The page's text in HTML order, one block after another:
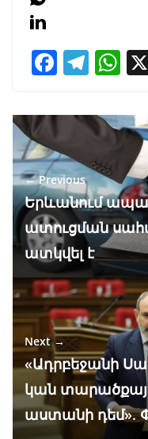
F
e
b
o
o
k
T
e
gr
a
m
W
at
s
A
p
p
← Previous
Երևանում
ատուցման
ատկվել է
Next →
«Ադրբեջանի
կան
աստանի դեմ».